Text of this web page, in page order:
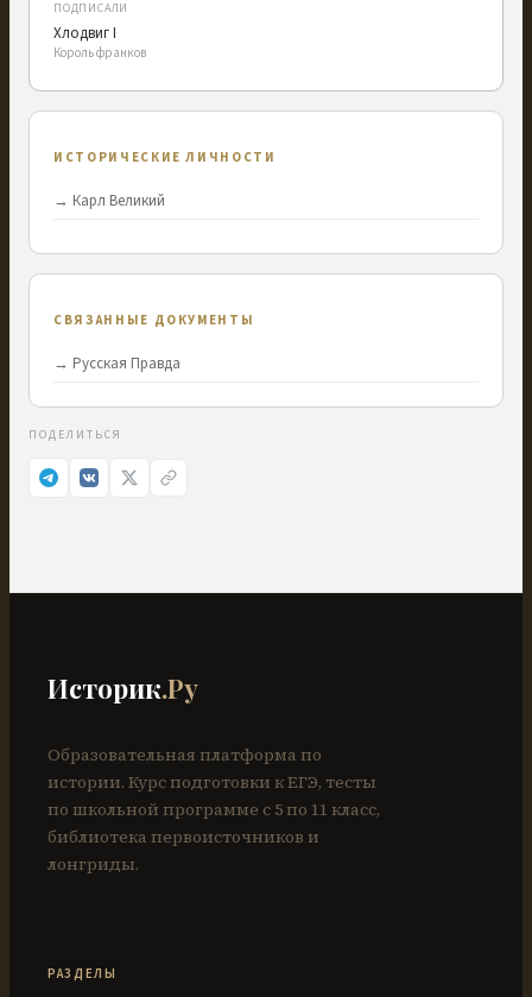
ПОДПИСАЛИ
Хлодвиг I
Король франков
ИСТОРИЧЕСКИЕ ЛИЧНОСТИ
→ Карл Великий
СВЯЗАННЫЕ ДОКУМЕНТЫ
→ Русская Правда
ПОДЕЛИТЬСЯ
Историк.Ру
Образовательная платформа по
истории. Курс подготовки к ЕГЭ, тесты
по школьной программе с 5 по 11 класс,
библиотека первоисточников и
лонгриды.
РАЗДЕЛЫ